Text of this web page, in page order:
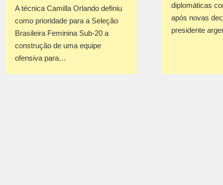
A técnica Camilla Orlando definiu
como prioridade para a Seleção
Brasileira Feminina Sub-20 a
construção de uma equipe
ofensiva para…
diplomáticas
após novas
presidente